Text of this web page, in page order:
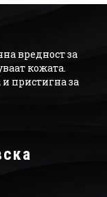
вредност за
кожата.
пристигна за